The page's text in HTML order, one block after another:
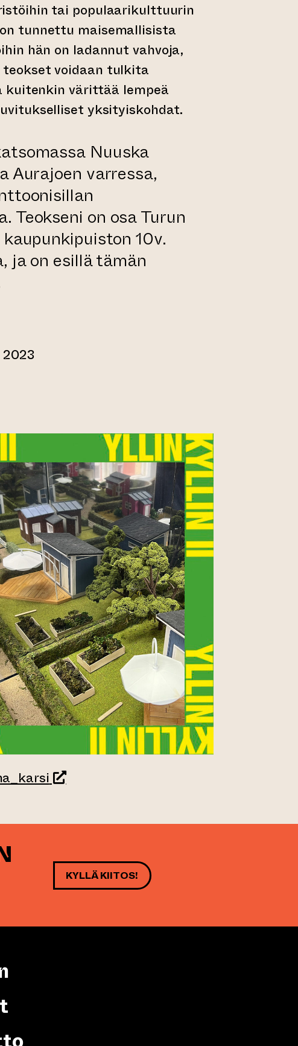
tai populaarikulttuurin
tunnettu maisemallisista
hän on ladannut vahvoja,
voidaan tulkita
kuitenkin värittää lempeä
yksityiskohdat.
Nuuska
Aurajoen varressa,
Teokseni on osa Turun
10v.
ja on esillä tämän
(siirtyy toiseen verkkopalveluun)
KYLLÄ KIITOS!